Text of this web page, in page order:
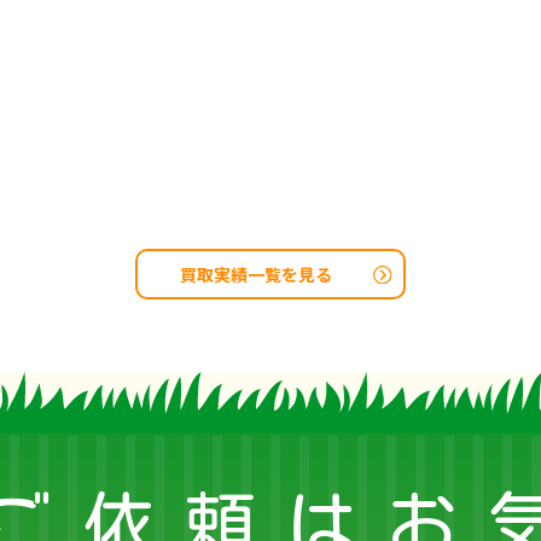
買取実績一覧を見る
依頼はお